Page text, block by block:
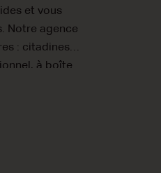
et vous
Notre agence
: citadines,
à boîte
pour que vos